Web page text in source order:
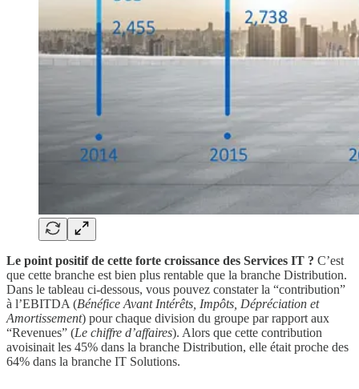
Le point positif de cette forte croissance des Services IT ? C’est
que cette branche est bien plus rentable que la branche Distribution.
Dans le tableau ci-dessous, vous pouvez constater la “contribution”
à l’EBITDA (Bénéfice Avant Intérêts, Impôts, Dépréciation et
Amortissement) pour chaque division du groupe par rapport aux
“Revenues” (Le chiffre d’affaires). Alors que cette contribution
avoisinait les 45% dans la branche Distribution, elle était proche des
64% dans la branche IT Solutions.